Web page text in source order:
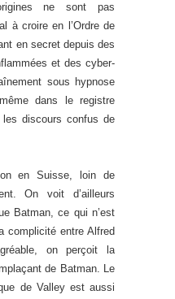
ne sont pas
à croire en l’Ordre de
en secret depuis des
et des cyber-
sous hypnose
dans le registre
les discours confus de
en Suisse, loin de
On voit d’ailleurs
Batman, ce qui n’est
complicité entre Alfred
on perçoit la
de Batman. Le
de Valley est aussi